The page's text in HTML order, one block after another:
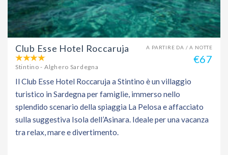
A PARTIRE DA / A NOTTE
€67
Club Esse Hotel Roccaruja
Stintino - Alghero Sardegna
Il Club Esse Hotel Roccaruja a Stintino è un villaggio
turistico in Sardegna per famiglie, immerso nello
splendido scenario della spiaggia La Pelosa e affacciato
sulla suggestiva Isola dell’Asinara. Ideale per una vacanza
tra relax, mare e divertimento.